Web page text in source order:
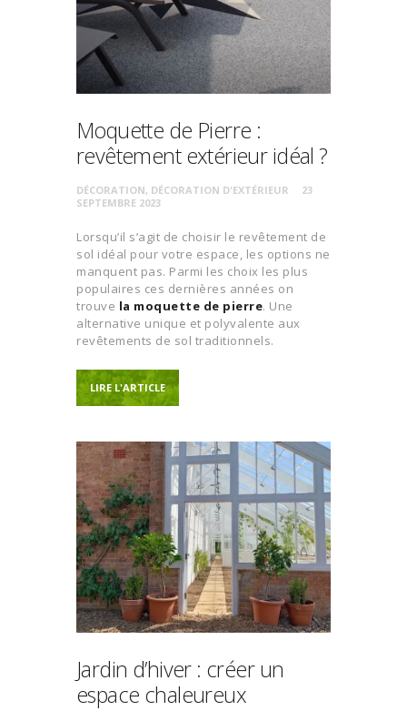
Moquette de Pierre :
revêtement extérieur idéal ?
DÉCORATION, DÉCORATION D'EXTÉRIEUR
23
SEPTEMBRE 2023
Lorsqu’il s’agit de choisir le revêtement de
sol idéal pour votre espace, les options ne
manquent pas. Parmi les choix les plus
populaires ces dernières années on
trouve la moquette de pierre. Une
alternative unique et polyvalente aux
revêtements de sol traditionnels.
LIRE L'ARTICLE
Jardin d’hiver : créer un
espace chaleureux